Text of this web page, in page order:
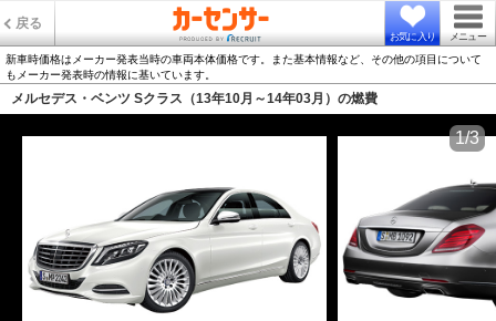
戻る
お気に入り メニュー
新車時価格はメーカー発表当時の車両本体価格です。また基本情報など、その他の項目について
もメーカー発表時の情報に基いています。
メルセデス・ベンツ Sクラス（13年10月～14年03月）の燃費
1/3